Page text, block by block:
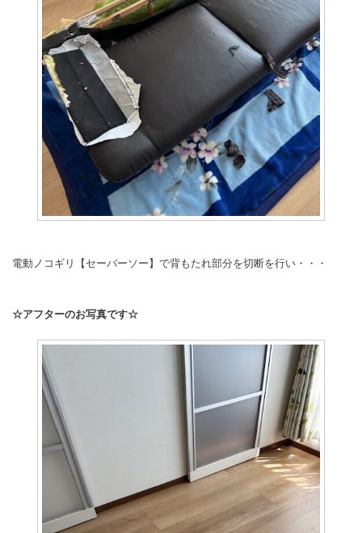
電動ノコギリ【セーバーソー】で背もたれ部分を切断を行い・・・
☆アフターのお写真です☆